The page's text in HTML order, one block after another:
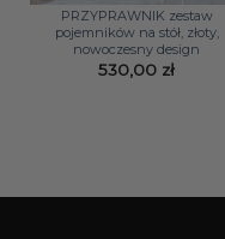
PRZYPRAWNIK zestaw
pojemników na stół, złoty,
nowoczesny design
530,00 zł